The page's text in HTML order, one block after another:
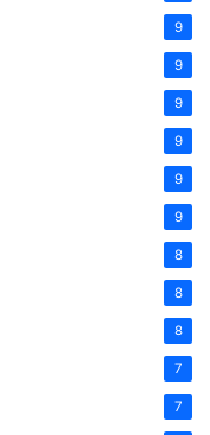
9
9
9
9
9
9
8
8
8
7
7